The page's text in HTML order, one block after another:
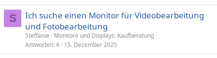
S
Ich suche einen Monitor für Videobearbeitung
und Fotobearbeitung
Steffanie
Monitore und Displays: Kaufberatung
Antworten 6 15. Dezember 2025